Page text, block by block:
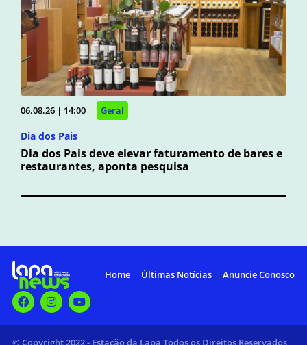
06.08.26 | 14:00 Geral
Dia dos Pais
Dia dos Pais deve elevar faturamento de bares e
restaurantes, aponta pesquisa
Home Últimas Notícias Anuncie Conosco
© Copyright 2022 - Estação da Lapa Todos os Direitos Reservados